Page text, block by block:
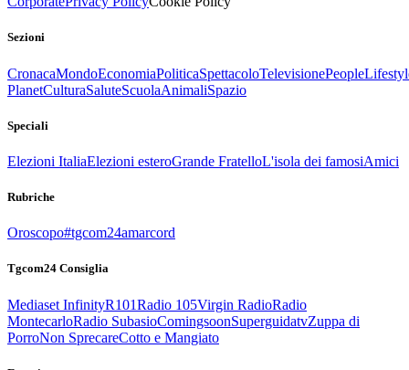
Sezioni
CronacaMondoEconomiaPoliticaSpettacoloTelevisionePeople
PlanetCulturaSaluteScuolaAnimaliSpazio
Speciali
Elezioni ItaliaElezioni esteroGrande FratelloL'isola dei famosiAmici
Rubriche
Oroscopo#tgcom24amarcord
Tgcom24 Consiglia
Mediaset InfinityR101Radio 105Virgin RadioRadio
MontecarloRadio SubasioComingsoonSuperguidatvZuppa di
PorroNon SprecareCotto e Mangiato